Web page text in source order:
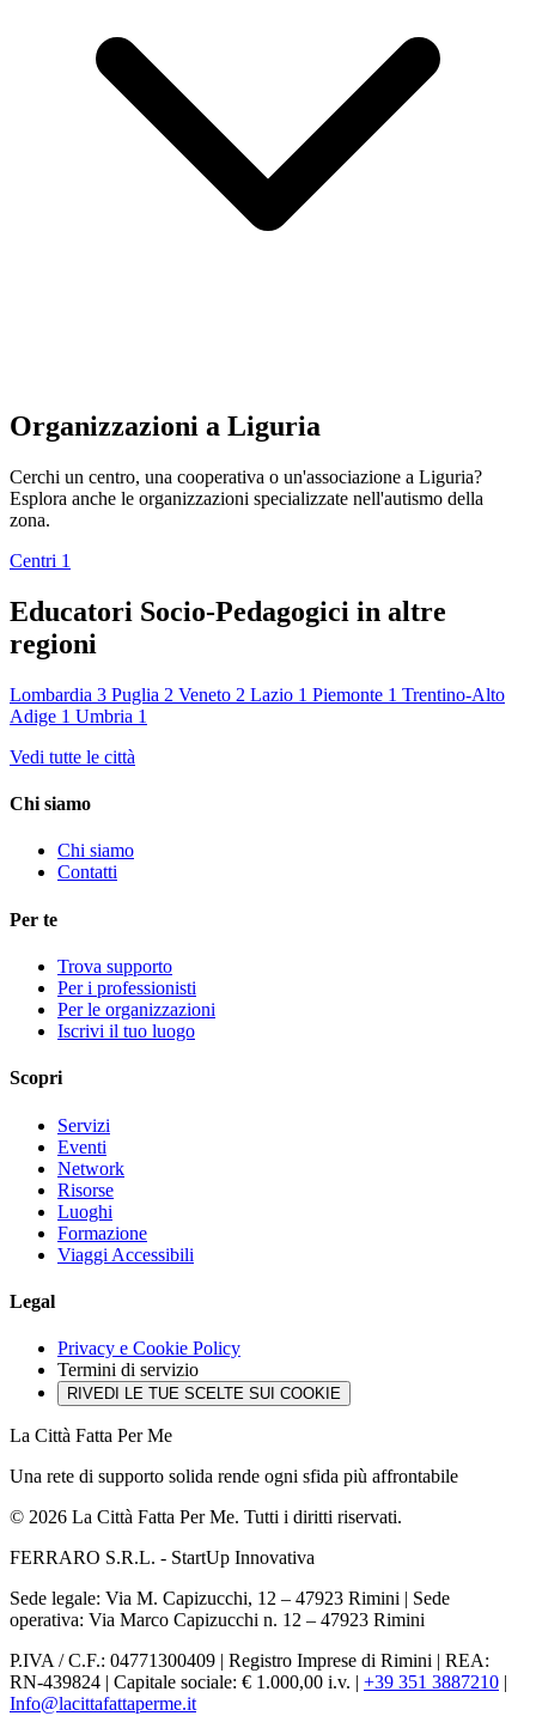
Organizzazioni a Liguria
Cerchi un centro, una cooperativa o un'associazione a Liguria?
Esplora anche le organizzazioni specializzate nell'autismo della
zona.
Centri 1
Educatori Socio-Pedagogici in altre
regioni
Lombardia 3 Puglia 2 Veneto 2 Lazio 1 Piemonte 1 Trentino-Alto
Adige 1 Umbria 1
Vedi tutte le città
Chi siamo
Chi siamo
Contatti
Per te
Trova supporto
Per i professionisti
Per le organizzazioni
Iscrivi il tuo luogo
Scopri
Servizi
Eventi
Network
Risorse
Luoghi
Formazione
Viaggi Accessibili
Legal
Privacy e Cookie Policy
Termini di servizio
RIVEDI LE TUE SCELTE SUI COOKIE
La Città Fatta Per Me
Una rete di supporto solida rende ogni sfida più affrontabile
© 2026 La Città Fatta Per Me. Tutti i diritti riservati.
FERRARO S.R.L. - StartUp Innovativa
Sede legale: Via M. Capizucchi, 12 – 47923 Rimini | Sede
operativa: Via Marco Capizucchi n. 12 – 47923 Rimini
P.IVA / C.F.: 04771300409 | Registro Imprese di Rimini | REA:
RN-439824 | Capitale sociale: € 1.000,00 i.v. | +39 351 3887210 |
Info@lacittafattaperme.it